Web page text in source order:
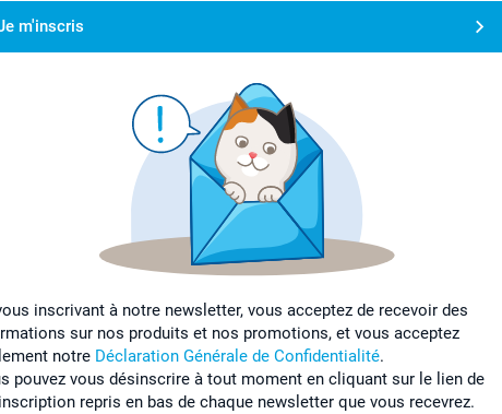
m'inscris
inscrivant à notre newsletter, vous acceptez de recevoir des
sur nos produits et nos promotions, et vous acceptez
notre Déclaration Générale de Confidentialité.
pouvez vous désinscrire à tout moment en cliquant sur le lien de
repris en bas de chaque newsletter que vous recevrez.